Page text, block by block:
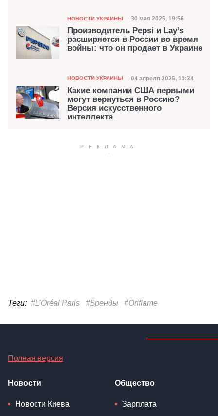
Категория
НОВОСТИ УКРАИНЫ Дата публикации
30 мая 2025, 19:56
Производитель Pepsi и Lay’s
расширяется в России во время
войны: что он продает в Украине
Категория
НОВОСТИ УКРАИНЫ Дата публикации
04 апреля 2025, 10:34
Какие компании США первыми
могут вернуться в Россию?
Версия искусственного
интеллекта
Теги: #L’Oréal Paris #Бренды #Oriflame
Полная версия
Новости
Новости Киева
Общество
Зарплата